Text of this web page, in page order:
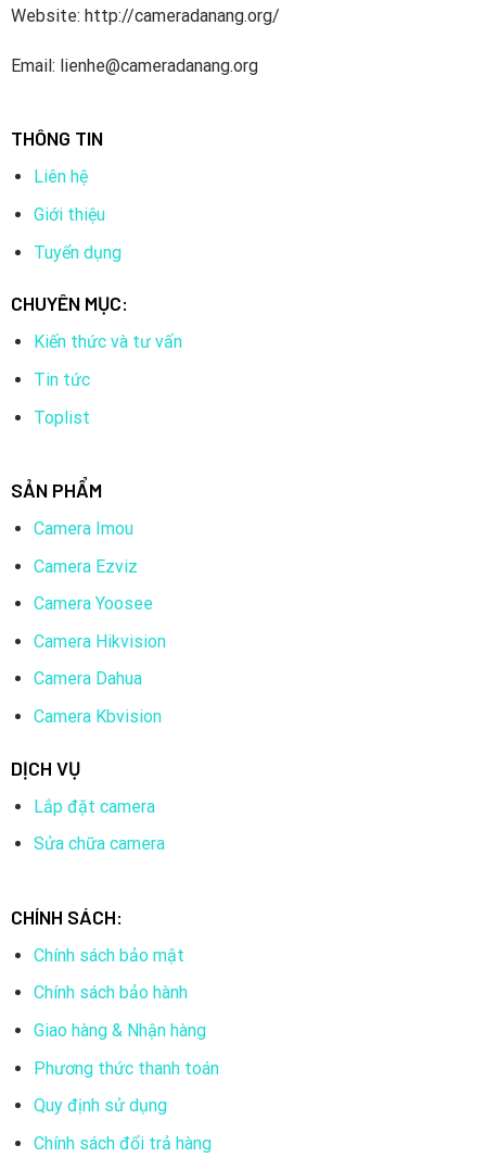
Website: http://cameradanang.org/
Email: lienhe@cameradanang.org
THÔNG TIN
Liên hệ
Giới thiệu
Tuyển dụng
CHUYÊN MỤC:
Kiến thức và tư vấn
Tin tức
Toplist
SẢN PHẨM
Camera Imou
Camera Ezviz
Camera Yoosee
Camera Hikvision
Camera Dahua
Camera Kbvision
DỊCH VỤ
Lắp đặt camera
Sửa chữa camera
CHÍNH SÁCH:
Chính sách bảo mật
Chính sách bảo hành
Giao hàng & Nhận hàng
Phương thức thanh toán
Quy định sử dụng
Chính sách đổi trả hàng